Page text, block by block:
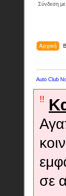
Σύνδεση με
Αρχική
Auto Club
!!
σε